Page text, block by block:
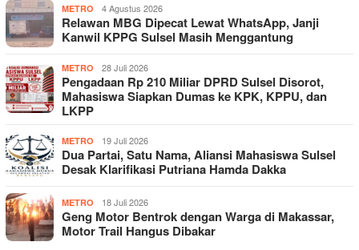
METRO 4 Agustus 2026
Relawan MBG Dipecat Lewat WhatsApp, Janji
Kanwil KPPG Sulsel Masih Menggantung
METRO 28 Juli 2026
Pengadaan Rp 210 Miliar DPRD Sulsel Disorot,
Mahasiswa Siapkan Dumas ke KPK, KPPU, dan
LKPP
METRO 19 Juli 2026
Dua Partai, Satu Nama, Aliansi Mahasiswa Sulsel
Desak Klarifikasi Putriana Hamda Dakka
METRO 18 Juli 2026
Geng Motor Bentrok dengan Warga di Makassar,
Motor Trail Hangus Dibakar